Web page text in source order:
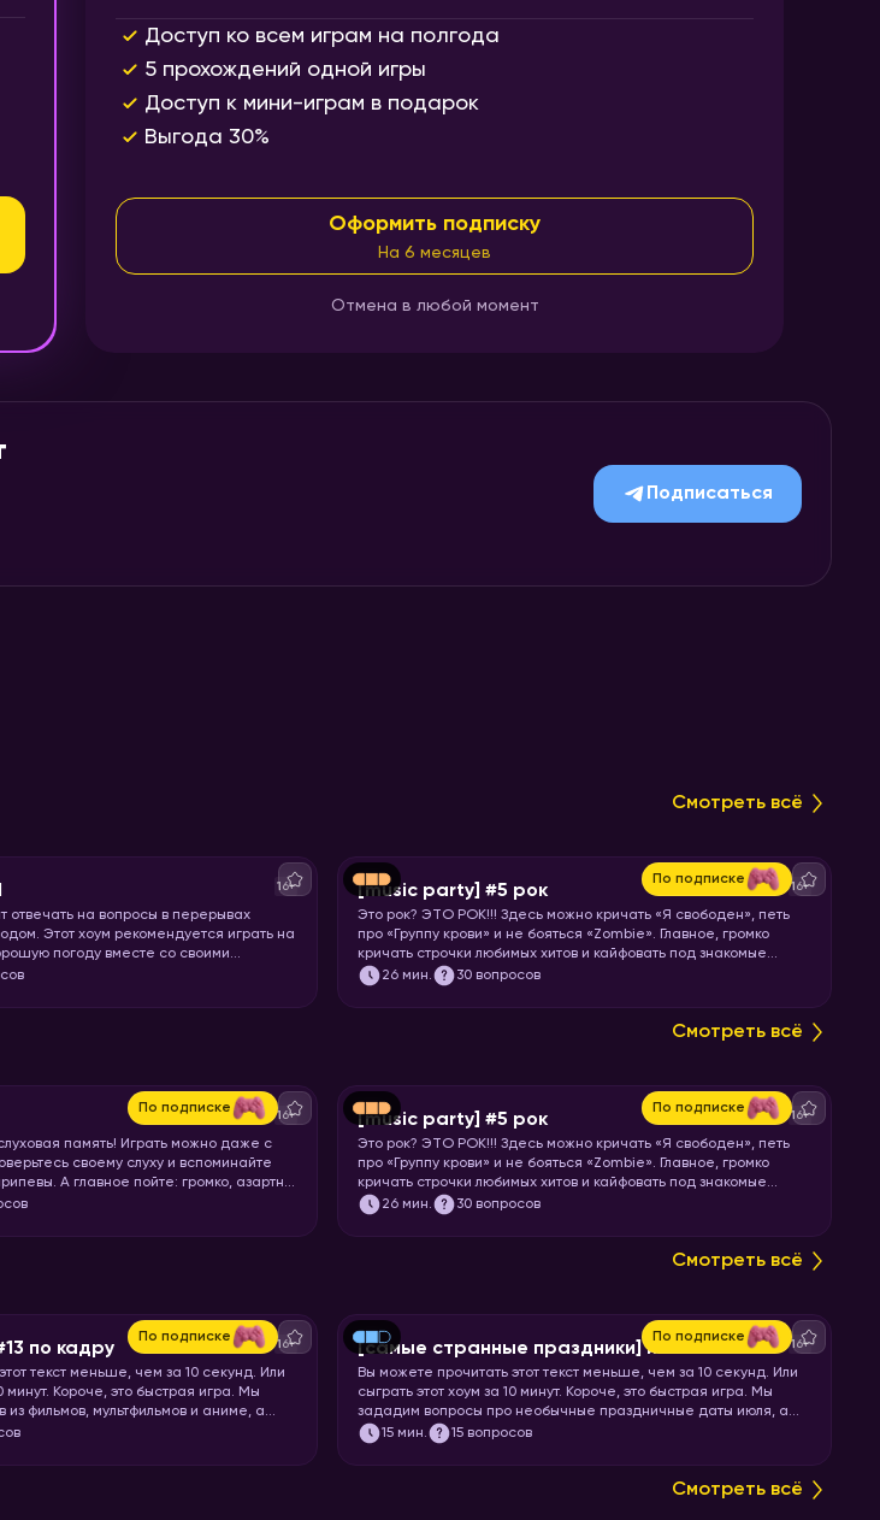
Доступ ко всем играм на полгода
5 прохождений одной игры
Доступ к мини-играм в подарок
Выгода 30%
Оформить подписку
На 6 месяцев
Отмена в любой момент
Подписаться
Смотреть всё
16+
отвечать на вопросы в перерывах
Этот хоум рекомендуется играть на
погоду вместе со своими
все свои «городские» дела и
По подписке
[music party] #5 рок 16+
Это рок? ЭТО РОК!!! Здесь можно кричать «Я свободен», петь
про «Группу крови» и не бояться «Zombie». Главное, громко
кричать строчки любимых хитов и кайфовать под знакомые
риффы. Покажите всем «козу» 🤟 и запускайте хоум!
26 мин. 30 вопросов
Смотреть всё
По подписке 16+
слуховая память! Играть можно даже с
своему слуху и вспоминайте
А главное пойте: громко, азартно
По подписке
[music party] #5 рок 16+
Это рок? ЭТО РОК!!! Здесь можно кричать «Я свободен», петь
про «Группу крови» и не бояться «Zombie». Главное, громко
кричать строчки любимых хитов и кайфовать под знакомые
риффы. Покажите всем «козу» 🤟 и запускайте хоум!
26 мин. 30 вопросов
Смотреть всё
По подписке
по кадру 16+
текст меньше, чем за 10 секунд. Или
минут. Короче, это быстрая игра. Мы
из фильмов, мультфильмов и аниме, а
откуда кадр.
По подписке
[самые странные праздники] июль 16+
Вы можете прочитать этот текст меньше, чем за 10 секунд. Или
сыграть этот хоум за 10 минут. Короче, это быстрая игра. Мы
зададим вопросы про необычные праздничные даты июля, а
ваша задача отгадать название или особенности этих
15 мин. 15 вопросов
Смотреть всё